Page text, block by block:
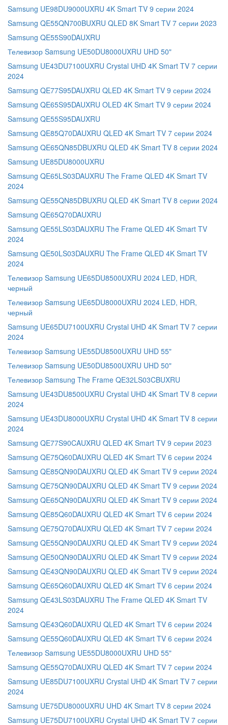
Samsung UE98DU9000UXRU 4K Smart TV 9 серии 2024
Samsung QE55QN700BUXRU QLED 8K Smart TV 7 серии 2023
Samsung QE55S90DAUXRU
Телевизор Samsung UE50DU8000UXRU UHD 50"
Samsung UE43DU7100UXRU Crystal UHD 4K Smart TV 7 серии
2024
Samsung QE77S95DAUXRU QLED 4K Smart TV 9 серии 2024
Samsung QE65S95DAUXRU OLED 4K Smart TV 9 серии 2024
Samsung QE55S95DAUXRU
Samsung QE85Q70DAUXRU QLED 4K Smart TV 7 серии 2024
Samsung QE65QN85DBUXRU QLED 4K Smart TV 8 серии 2024
Samsung UE85DU8000UXRU
Samsung QE65LS03DAUXRU The Frame QLED 4K Smart TV
2024
Samsung QE55QN85DBUXRU QLED 4K Smart TV 8 серии 2024
Samsung QE65Q70DAUXRU
Samsung QE55LS03DAUXRU The Frame QLED 4K Smart TV
2024
Samsung QE50LS03DAUXRU The Frame QLED 4K Smart TV
2024
Телевизор Samsung UE65DU8500UXRU 2024 LED, HDR,
черный
Телевизор Samsung UE65DU8000UXRU 2024 LED, HDR,
черный
Samsung UE65DU7100UXRU Crystal UHD 4K Smart TV 7 серии
2024
Телевизор Samsung UE55DU8500UXRU UHD 55"
Телевизор Samsung UE50DU8500UXRU UHD 50"
Телевизор Samsung The Frame QE32LS03CBUXRU
Samsung UE43DU8500UXRU Crystal UHD 4K Smart TV 8 серии
2024
Samsung UE43DU8000UXRU Crystal UHD 4K Smart TV 8 серии
2024
Samsung QE77S90CAUXRU QLED 4K Smart TV 9 серии 2023
Samsung QE75Q60DAUXRU QLED 4K Smart TV 6 серии 2024
Samsung QE85QN90DAUXRU QLED 4K Smart TV 9 серии 2024
Samsung QE75QN90DAUXRU QLED 4K Smart TV 9 серии 2024
Samsung QE65QN90DAUXRU QLED 4K Smart TV 9 серии 2024
Samsung QE85Q60DAUXRU QLED 4K Smart TV 6 серии 2024
Samsung QE75Q70DAUXRU QLED 4K Smart TV 7 серии 2024
Samsung QE55QN90DAUXRU QLED 4K Smart TV 9 серии 2024
Samsung QE50QN90DAUXRU QLED 4K Smart TV 9 серии 2024
Samsung QE43QN90DAUXRU QLED 4K Smart TV 9 серии 2024
Samsung QE65Q60DAUXRU QLED 4K Smart TV 6 серии 2024
Samsung QE43LS03DAUXRU The Frame QLED 4K Smart TV
2024
Samsung QE43Q60DAUXRU QLED 4K Smart TV 6 серии 2024
Samsung QE55Q60DAUXRU QLED 4K Smart TV 6 серии 2024
Телевизор Samsung UE55DU8000UXRU UHD 55"
Samsung QE55Q70DAUXRU QLED 4K Smart TV 7 серии 2024
Samsung UE85DU7100UXRU Crystal UHD 4K Smart TV 7 серии
2024
Samsung UE75DU8000UXRU UHD 4K Smart TV 8 серии 2024
Samsung UE75DU7100UXRU Crystal UHD 4K Smart TV 7 серии